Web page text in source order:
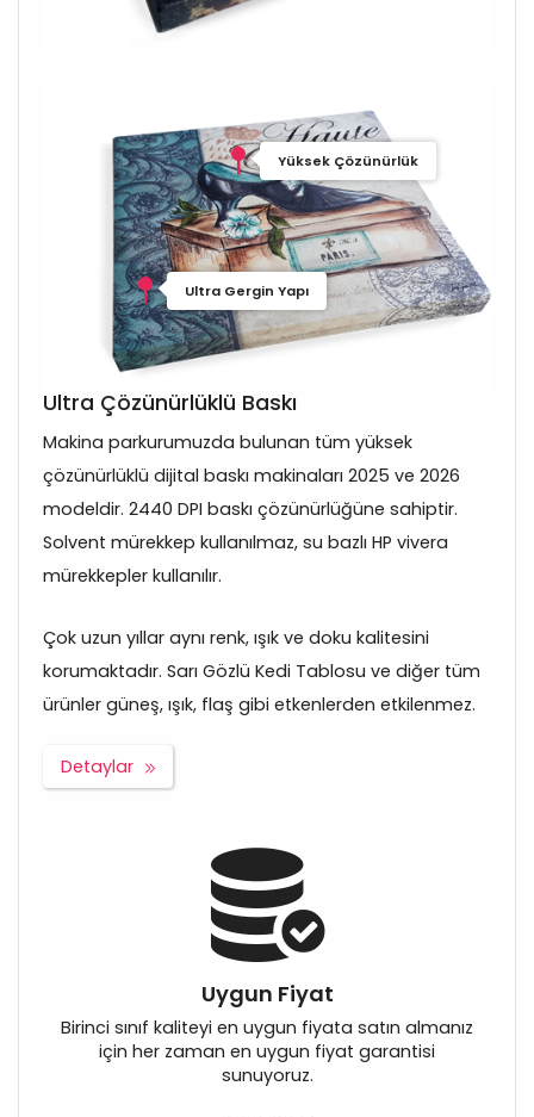
Yüksek Çözünürlük
Ultra Gergin Yapı
Ultra Çözünürlüklü Baskı
Makina parkurumuzda bulunan tüm yüksek
çözünürlüklü dijital baskı makinaları 2025 ve 2026
modeldir. 2440 DPI baskı çözünürlüğüne sahiptir.
Solvent mürekkep kullanılmaz, su bazlı HP vivera
mürekkepler kullanılır.
Çok uzun yıllar aynı renk, ışık ve doku kalitesini
korumaktadır. Sarı Gözlü Kedi Tablosu ve diğer tüm
ürünler güneş, ışık, flaş gibi etkenlerden etkilenmez.
Detaylar
Uygun Fiyat
Birinci sınıf kaliteyi en uygun fiyata satın almanız
için her zaman en uygun fiyat garantisi
sunuyoruz.